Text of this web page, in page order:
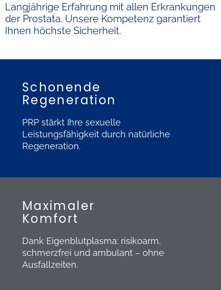
Langjährige Erfahrung mit allen Erkrankungen
der Prostata. Unsere Kompetenz garantiert
Ihnen höchste Sicherheit.
Schonende
Regeneration
PRP stärkt Ihre sexuelle
Leistungsfähigkeit durch natürliche
Regeneration.
Maximaler
Komfort
Dank Eigenblutplasma: risikoarm,
schmerzfrei und ambulant – ohne
Ausfallzeiten.